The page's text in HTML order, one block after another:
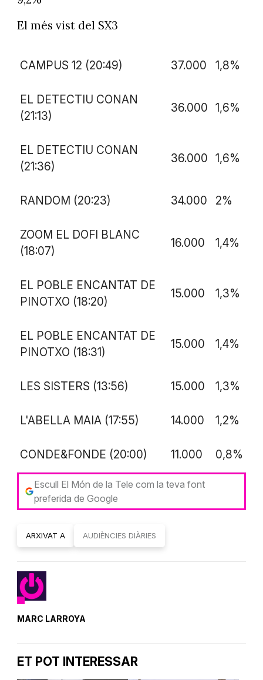
El més vist del SX3
CAMPUS 12 (20:49) 37.000 1,8%
EL DETECTIU CONAN
(21:13)
36.000 1,6%
EL DETECTIU CONAN
(21:36)
36.000 1,6%
RANDOM (20:23) 34.000 2%
ZOOM EL DOFI BLANC
(18:07)
16.000 1,4%
EL POBLE ENCANTAT DE
PINOTXO (18:20)
15.000 1,3%
EL POBLE ENCANTAT DE
PINOTXO (18:31)
15.000 1,4%
LES SISTERS (13:56) 15.000 1,3%
L'ABELLA MAIA (17:55) 14.000 1,2%
CONDE&FONDE (20:00) 11.000 0,8%
Escull El Món de la Tele com la teva font
preferida de Google
ARXIVAT A AUDIÈNCIES DIÀRIES
MARC LARROYA
ET POT INTERESSAR